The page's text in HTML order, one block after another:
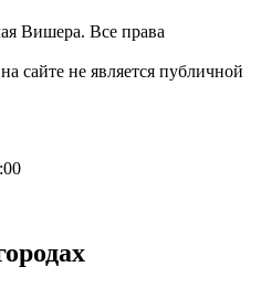
Вишера. Все права
сайте не является публичной